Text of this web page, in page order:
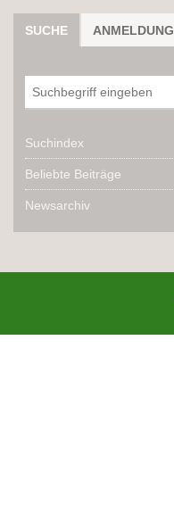
SUCHE ANMELDUNG
Suchindex
Beliebte Beiträge
Newsarchiv